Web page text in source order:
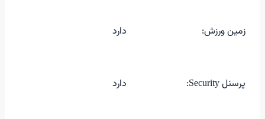
زمین ورزش: دارد
پرسنل Security: دارد